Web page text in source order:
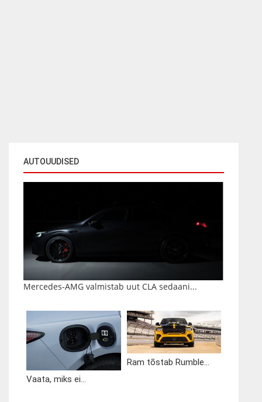
AUTOUUDISED
Mercedes-AMG valmistab uut CLA sedaani...
Vaata, miks ei...
Ram tõstab Rumble...